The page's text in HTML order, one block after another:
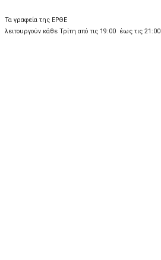
Τα γραφεία της ΕΡΘΕ
λειτουργούν κάθε Τρίτη από τις 19:00 έως τις 21:00